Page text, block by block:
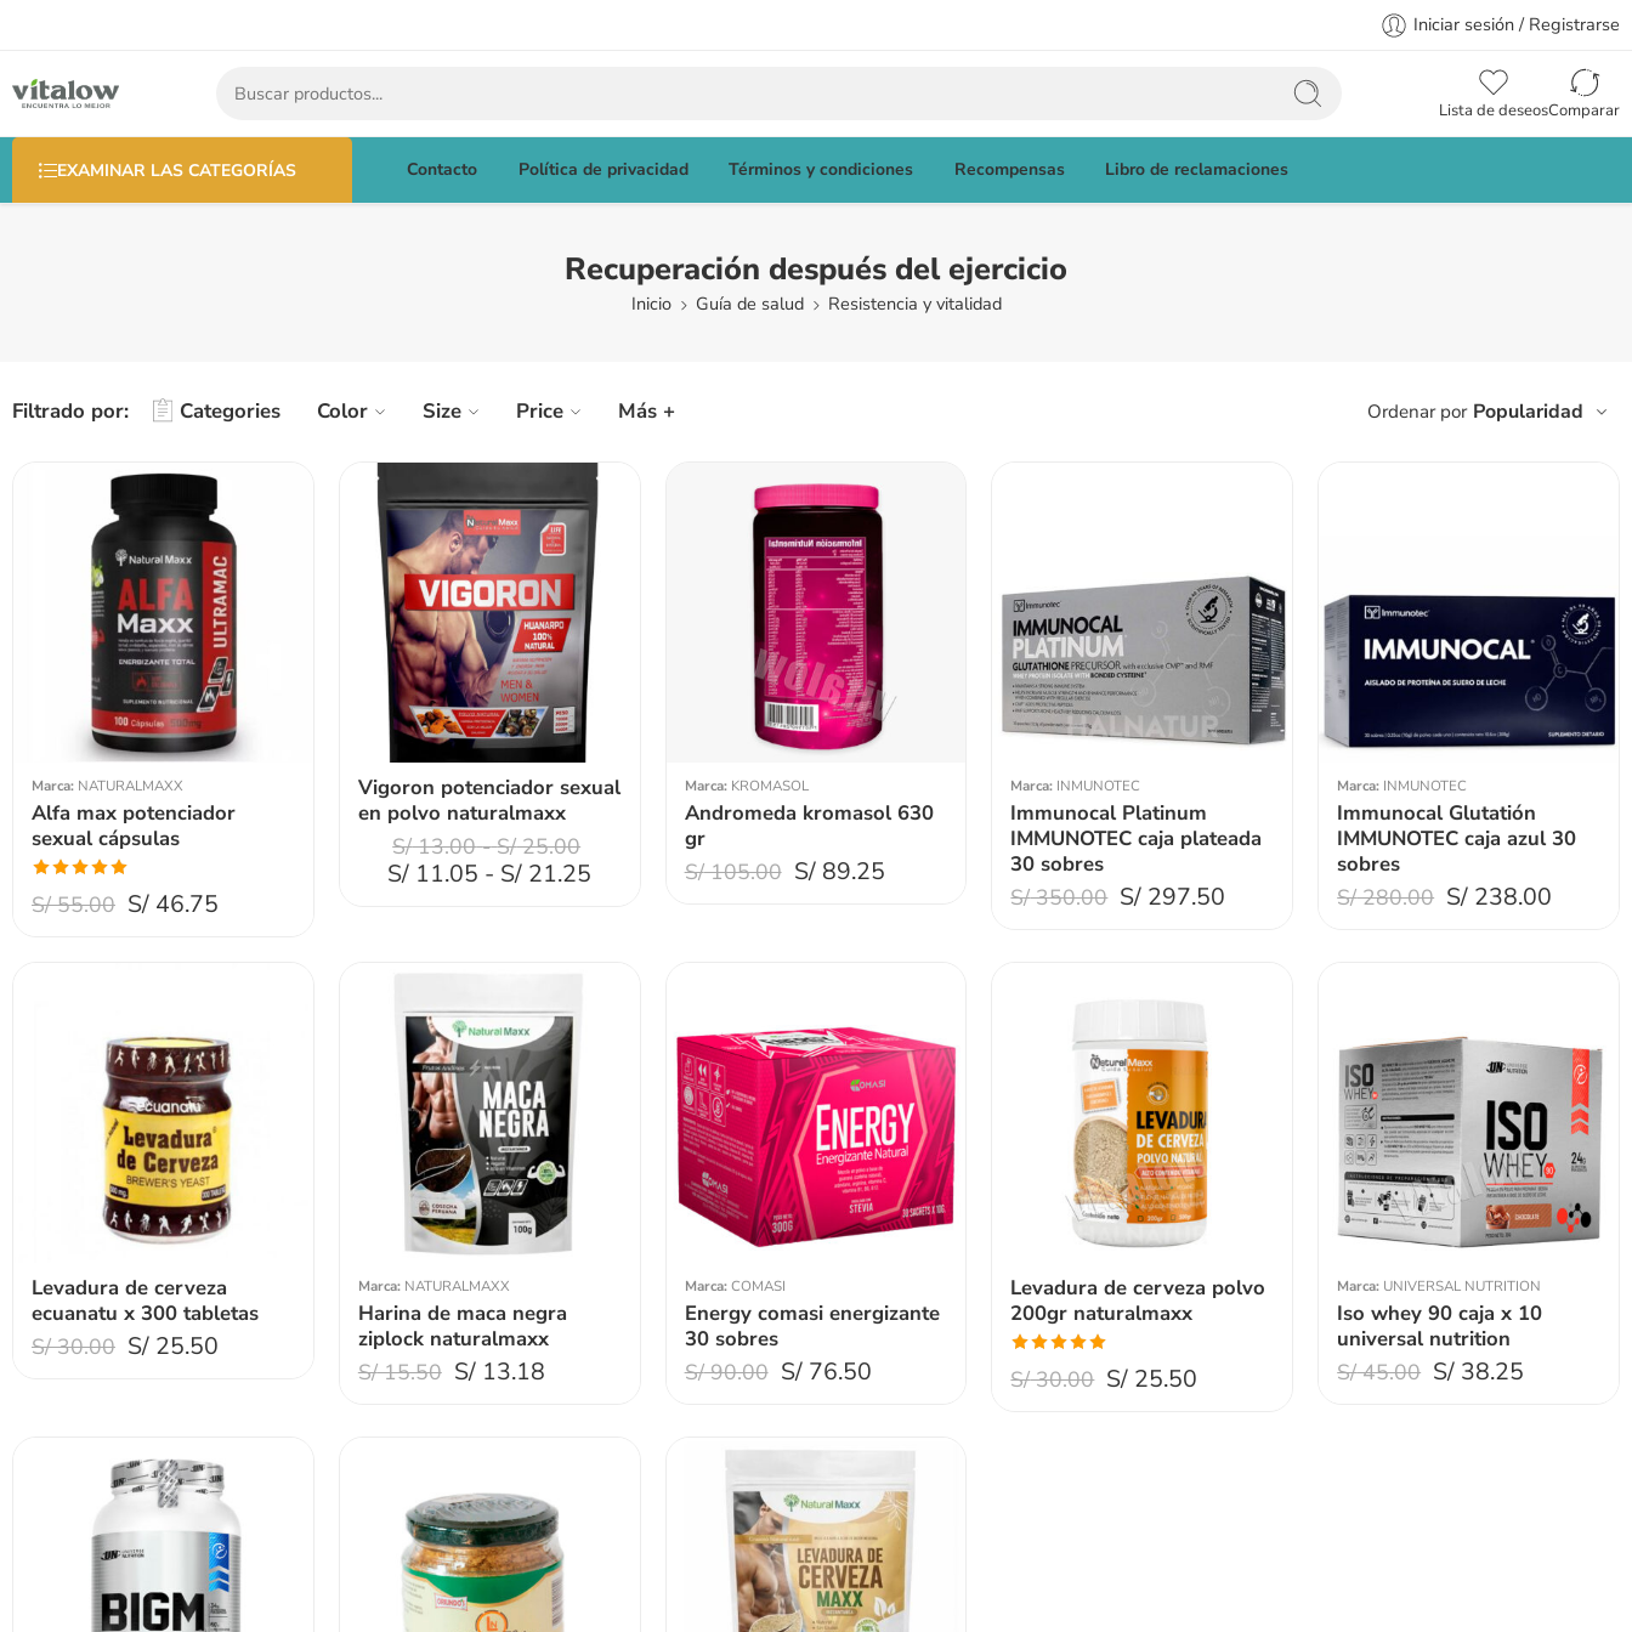
Iniciar sesión / Registrarse
Lista de deseosComparar
EXAMINAR LAS CATEGORÍAS Contacto Política de privacidad Términos y condiciones Recompensas Libro de reclamaciones
Recuperación después del ejercicio
Inicio Guía de salud Resistencia y vitalidad
Filtrado por: Categories Color Size Price Más + Ordenar por Popularidad
Marca: NATURALMAXX
Alfa max potenciador
sexual cápsulas
Valorado
con5.00 de
S/55.00 S/ 46.75
Vigoron potenciador sexual
en polvo naturalmaxx
S/13.00 - S/25.00
S/ 11.05 - S/ 21.25
Peso 200gr
Peso 100gr
Marca: KROMASOL
Andromeda kromasol 630
gr
S/105.00 S/89.25
Marca: INMUNOTEC
Immunocal Platinum
IMMUNOTEC caja plateada
30 sobres
S/350.00 S/ 297.50
Marca: INMUNOTEC
Immunocal Glutatión
IMMUNOTEC caja azul 30
sobres
S/280.00 S/ 238.00
Levadura de cerveza
ecuanatu x 300 tabletas
S/30.00 S/ 25.50
Marca: NATURALMAXX
Harina de maca negra
ziplock naturalmaxx
S/15.50 S/13.18
Peso 200gr
Peso 100gr
Marca:COMASI
Energy comasi energizante
30 sobres
S/90.00 S/76.50
Levadura de cerveza polvo
200gr naturalmaxx
Valorado
con5.00 de
S/30.00 S/ 25.50
Marca: UNIVERSAL NUTRITION
Iso whey 90 caja x 10
universal nutrition
S/45.00 S/ 38.25